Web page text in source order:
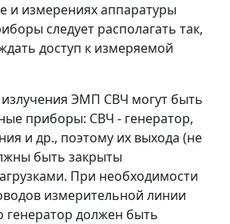
и измерениях аппаратуры
следует располагать так,
доступ к измеряемой
ЭМП СВЧ могут быть
приборы: СВЧ - генератор,
и др., поэтому их выхода (не
быть закрыты
При необходимости
измерительной линии
генератор должен быть